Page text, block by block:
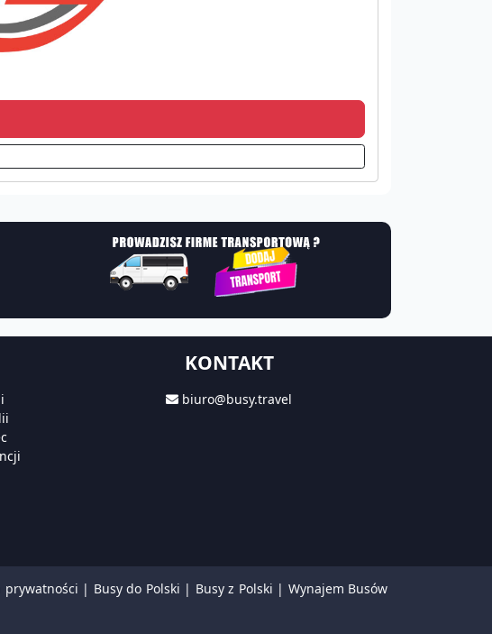
KONTAKT
biuro@busy.travel
prywatności | Busy do Polski | Busy z Polski | Wynajem Busów